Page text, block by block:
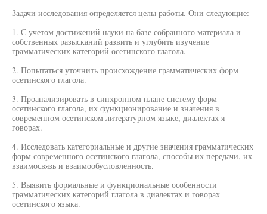
Задачи исследования определяется целы работы. Они следующие:
1. С учетом достижений науки на базе собранного материала и
собственных разысканий развить и углубить изучение
грамматических категорий осетинского глагола.
2. Попытаться уточнить происхождение грамматических форм
осетинского глагола.
3. Проанализировать в синхронном плане систему форм
осетинского глагола, их функционирование и значения в
современном осетинском литературном языке, диалектах я
говорах.
4. Исследовать категориальные и другие значения грамматических
форм современного осетинского глагола, способы их передачи, их
взаимосвязь и взаимообусловленность.
5. Выявить формальные и функциональные особенности
грамматических категорий глагола в диалектах и говорах
осетинского языка.